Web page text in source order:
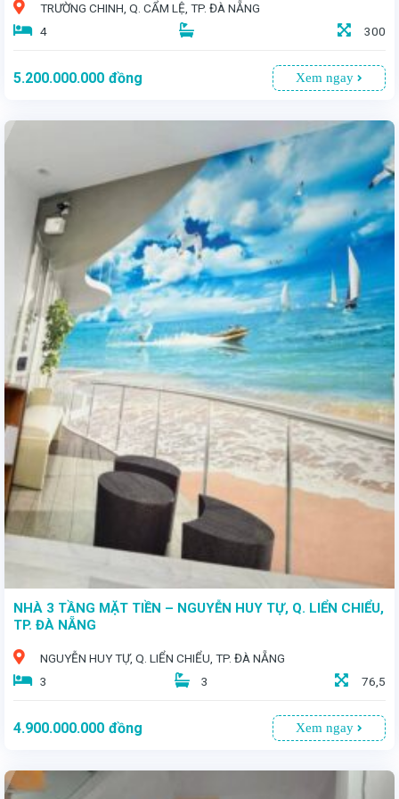
TRƯỜNG CHINH, Q. CẨM LỆ, TP. ĐÀ NẴNG
4
300
5.200.000.000 đồng Xem ngay
NHÀ 3 TẦNG MẶT TIỀN – NGUYỄN HUY TỰ, Q. LIỂN CHIỂU,
TP. ĐÀ NẴNG
NGUYỄN HUY TỰ, Q. LIỂN CHIỂU, TP. ĐÀ NẴNG
3
3 76,5
4.900.000.000 đồng Xem ngay